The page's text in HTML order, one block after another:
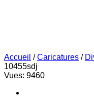
Accueil /Caricatures /
10455sdj
Vues: 9460